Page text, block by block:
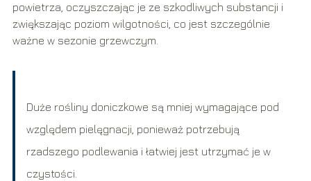
powietrza, oczyszczając je ze szkodliwych substancji i
zwiększając poziom wilgotności, co jest szczególnie
ważne w sezonie grzewczym.
Duże rośliny doniczkowe są mniej wymagające pod
względem pielęgnacji, ponieważ potrzebują
rzadszego podlewania i łatwiej jest utrzymać je w
czystości.